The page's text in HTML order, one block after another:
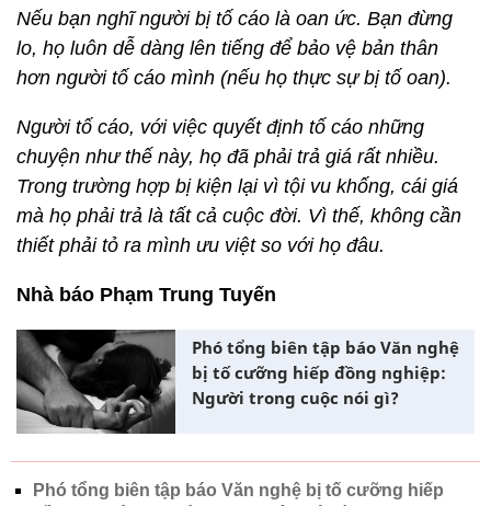
Nếu bạn nghĩ người bị tố cáo là oan ức. Bạn đừng
lo, họ luôn dễ dàng lên tiếng để bảo vệ bản thân
hơn người tố cáo mình (nếu họ thực sự bị tố oan).
Người tố cáo, với việc quyết định tố cáo những
chuyện như thế này, họ đã phải trả giá rất nhiều.
Trong trường hợp bị kiện lại vì tội vu khống, cái giá
mà họ phải trả là tất cả cuộc đời. Vì thế, không cần
thiết phải tỏ ra mình ưu việt so với họ đâu.
Nhà báo Phạm Trung Tuyến
Phó tổng biên tập báo Văn nghệ
bị tố cưỡng hiếp đồng nghiệp:
Người trong cuộc nói gì?
Phó tổng biên tập báo Văn nghệ bị tố cưỡng hiếp